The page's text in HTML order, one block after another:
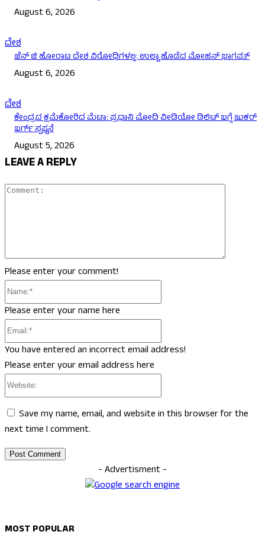
August 6, 2026
ದೇಶ
ಜೆನ್ ಜಿ ಹೋರಾಟ ದೇಶ ವಿರೋಧಿಗಳಲ್ಲ: ಉಲ್ಟಾ ಹೊಡೆದ ಮೋಹನ್ ಭಾಗವತ್
August 6, 2026
ದೇಶ
ಕೇಂದ್ರದ ಕ್ಷಮೆಕೋರಿದ ಮೆಟಾ: ಪ್ರಧಾನಿ ಮೋದಿ ವೀಡಿಯೋ ಡಿಲಿಟ್ ಬಗ್ಗೆ ಜುಕರ್
ಬರ್ಗ್ ಸ್ಪಷ್ಟನೆ
August 5, 2026
LEAVE A REPLY
Please enter your comment!
Please enter your name here
You have entered an incorrect email address!
Please enter your email address here
Save my name, email, and website in this browser for the
next time I comment.
- Advertisment -
MOST POPULAR